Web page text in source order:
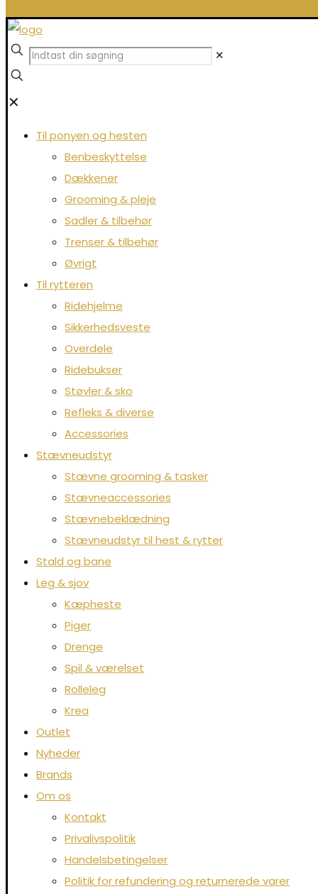
✕
✕
Til ponyen og hesten
Benbeskyttelse
Dækkener
Grooming & pleje
Sadler & tilbehør
Trenser & tilbehør
Øvrigt
Til rytteren
Ridehjelme
Sikkerhedsveste
Overdele
Ridebukser
Støvler & sko
Refleks & diverse
Accessories
Stævneudstyr
Stævne grooming & tasker
Stævneaccessories
Stævnebeklædning
Stævneudstyr til hest & rytter
Stald og bane
Leg & sjov
Kæpheste
Piger
Drenge
Spil & værelset
Rolleleg
Krea
Outlet
Nyheder
Brands
Om os
Kontakt
Privalivspolitik
Handelsbetingelser
Politik for refundering og returnerede varer